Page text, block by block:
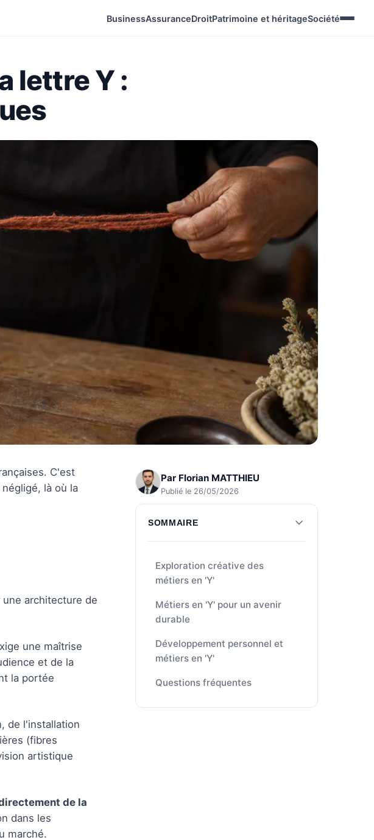
BusinessAssuranceDroitPatrimoine et héritageSociété
lettre Y :
Par Florian MATTHIEU
Publié le 26/05/2026
SOMMAIRE
Exploration créative des
métiers en 'Y'
Métiers en 'Y' pour un avenir
durable
Développement personnel et
métiers en 'Y'
Questions fréquentes
C'est
là où la
architecture de
une maîtrise
et de la
la portée
de l'installation
(fibres
artistique
de la
dans les
marché.